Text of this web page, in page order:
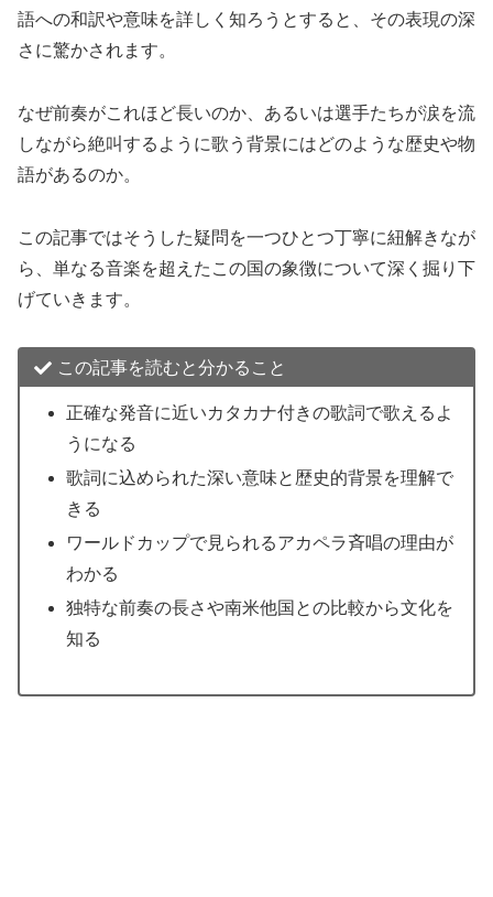
語への和訳や意味を詳しく知ろうとすると、その表現の深
さに驚かされます。
なぜ前奏がこれほど長いのか、あるいは選手たちが涙を流
しながら絶叫するように歌う背景にはどのような歴史や物
語があるのか。
この記事ではそうした疑問を一つひとつ丁寧に紐解きなが
ら、単なる音楽を超えたこの国の象徴について深く掘り下
げていきます。
この記事を読むと分かること
正確な発音に近いカタカナ付きの歌詞で歌えるよ
うになる
歌詞に込められた深い意味と歴史的背景を理解で
きる
ワールドカップで見られるアカペラ斉唱の理由が
わかる
独特な前奏の長さや南米他国との比較から文化を
知る